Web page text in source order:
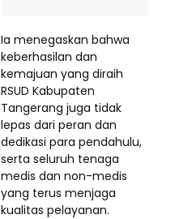
Ia menegaskan bahwa
keberhasilan dan
kemajuan yang diraih
RSUD Kabupaten
Tangerang juga tidak
lepas dari peran dan
dedikasi para pendahulu,
serta seluruh tenaga
medis dan non-medis
yang terus menjaga
kualitas pelayanan.